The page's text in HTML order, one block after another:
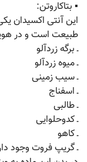
▪ بتاکاروتن:
این آنتی اکسیدان
طبیعت است و در
ـ برگه زردآلو
ـ میوه زردآلو
ـ سیب زمینی
ـ اسفناج
ـ طالبی
ـ کدوحلوایی
ـ کاهو
ـ گریپ فروت وجود